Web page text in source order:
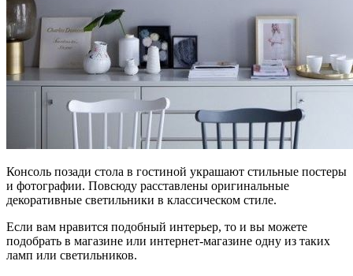
Консоль позади стола в гостиной украшают стильные постеры
и фотографии. Повсюду расставлены оригинальные
декоративные светильники в классическом стиле.
Если вам нравится подобный интерьер, то и вы можете
подобрать в магазине или интернет-магазине одну из таких
ламп или светильников.